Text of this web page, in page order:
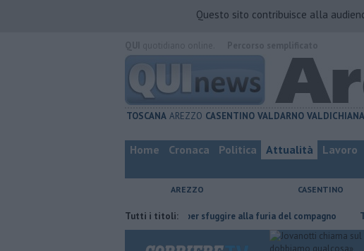
Questo sito contribuisce alla
TOSCANA AREZZO CASENTINO VALDARNO VALDICHIANA
Home Cronaca Politica Attualità Lavoro
AREZZO CASENTINO
Tutti i titoli:
Nascosta in un bar per sfuggire alla furia del compagno ​Tutte le